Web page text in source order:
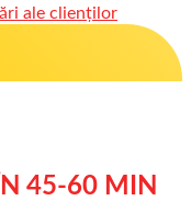
ale clienților
45-60 MIN